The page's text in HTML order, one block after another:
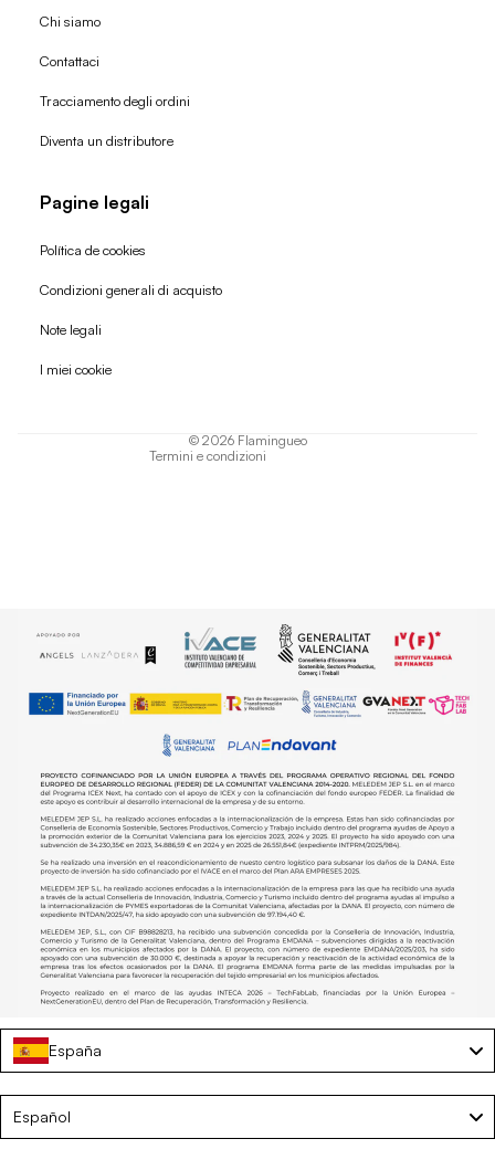
Sombrilla de playa portátil - DANIA
€12,00
Chi siamo
Contattaci
Tracciamento degli ordini
Diventa un distributore
Pagine legali
Política de cookies
Condizioni generali di acquisto
Note legali
I miei cookie
© 2026 Flamingueo
Termini e condizioni
Politica di rimborso
España
Español